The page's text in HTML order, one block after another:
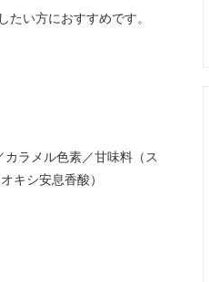
い方におすすめです。
ラメル色素／甘味料（ス
キシ安息香酸）